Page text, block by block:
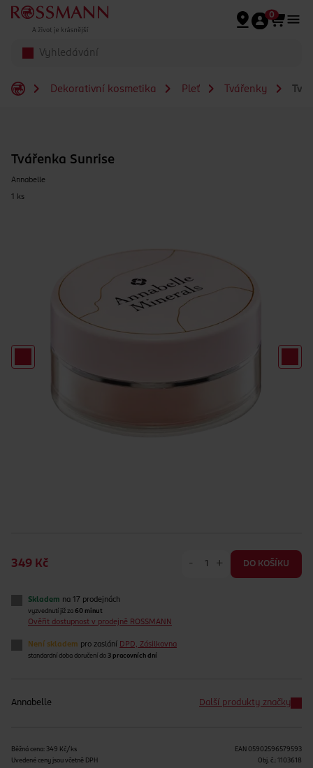
Přeskočit na hlavmní obsah
0
Dekorativní kosmetika Pleť Tvářenky
Tvářenka Sunrise
Annabelle
1 ks
349 Kč - + DO KOŠÍKU
Skladem na 17 prodejnách
vyzvednutí již za 60 minut
Ověřit dostupnost v prodejně ROSSMANN
Není skladem pro zaslání DPD, Zásilkovna
standardní doba doručení do 3 pracovních dní
Annabelle Další produkty značky
Běžná cena: 349 Kč/ks
Uvedené ceny jsou včetně DPH
EAN 05902596579593
Obj. č.: 1103618